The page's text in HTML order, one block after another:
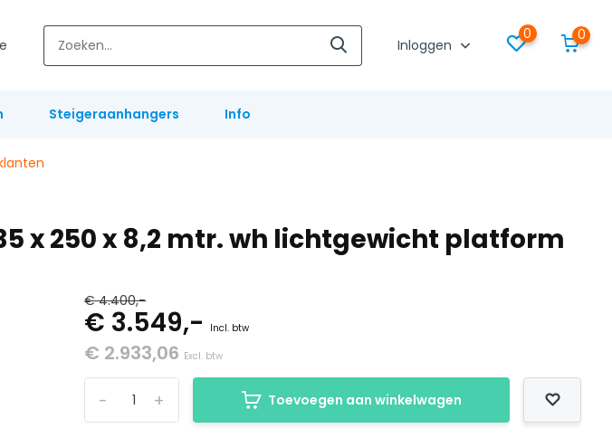
Inloggen
0 0
Steigeraanhangers Info
x 250 x 8,2 mtr. wh lichtgewicht platform
€ 4.400,-
€ 3.549,- Incl. btw
€ 2.933,06 Excl. btw
+
- Toevoegen aan winkelwagen